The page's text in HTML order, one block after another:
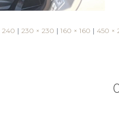
240 | 230 × 230 | 160 × 160 | 450 ×